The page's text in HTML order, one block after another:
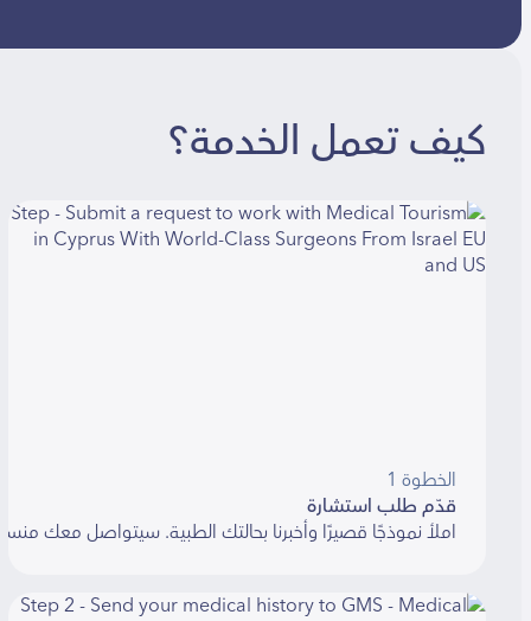
كيف تعمل الخدمة؟
الخطوة 1
قدّم طلب استشارة
املأ نموذجًا قصيرًا وأخبرنا بحالتك الطبية. سيتواصل معك منسق خلال 48